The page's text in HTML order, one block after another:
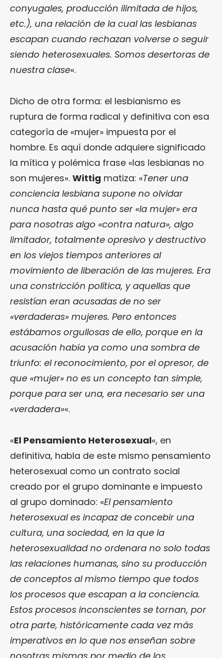
conyugales, producción ilimitada de hijos,
etc.), una relación de la cual las lesbianas
escapan cuando rechazan volverse o seguir
siendo heterosexuales. Somos desertoras de
nuestra clase«.
Dicho de otra forma: el lesbianismo es
ruptura de forma radical y definitiva con esa
categoría de «mujer» impuesta por el
hombre. Es aquí donde adquiere significado
la mítica y polémica frase «las lesbianas no
son mujeres». Wittig matiza: «Tener una
conciencia lesbiana supone no olvidar
nunca hasta qué punto ser «la mujer» era
para nosotras algo «contra natura», algo
limitador, totalmente opresivo y destructivo
en los viejos tiempos anteriores al
movimiento de liberación de las mujeres. Era
una constricción política, y aquellas que
resistían eran acusadas de no ser
«verdaderas» mujeres. Pero entonces
estábamos orgullosas de ello, porque en la
acusación había ya como una sombra de
triunfo: el reconocimiento, por el opresor, de
que «mujer» no es un concepto tan simple,
porque para ser una, era necesario ser una
«verdadera»«.
«El Pensamiento Heterosexual«, en
definitiva, habla de este mismo pensamiento
heterosexual como un contrato social
creado por el grupo dominante e impuesto
al grupo dominado: «El pensamiento
heterosexual es incapaz de concebir una
cultura, una sociedad, en la que la
heterosexualidad no ordenara no solo todas
las relaciones humanas, sino su producción
de conceptos al mismo tiempo que todos
los procesos que escapan a la conciencia.
Estos procesos inconscientes se tornan, por
otra parte, históricamente cada vez más
imperativos en lo que nos enseñan sobre